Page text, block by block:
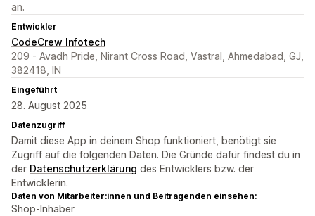
an.
Entwickler
CodeCrew Infotech
209 - Avadh Pride, Nirant Cross Road, Vastral, Ahmedabad, GJ,
382418, IN
Eingeführt
28. August 2025
Datenzugriff
Damit diese App in deinem Shop funktioniert, benötigt sie
Zugriff auf die folgenden Daten. Die Gründe dafür findest du in
der Datenschutzerklärung des Entwicklers bzw. der
Entwicklerin.
Daten von Mitarbeiter:innen und Beitragenden einsehen:
Shop-Inhaber